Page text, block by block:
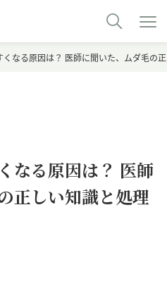
くなる原因は？ 医師に聞いた、ムダ毛の
なる原因は？ 医師
正しい知識と処理